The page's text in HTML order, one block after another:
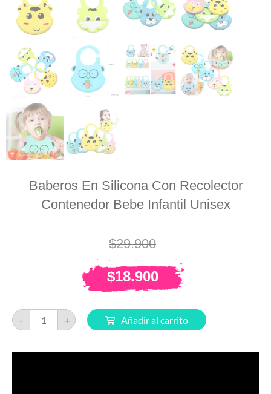
Baberos En Silicona Con Recolector
Contenedor Bebe Infantil Unisex
$29.900
$18.900
- + Añadir al carrito